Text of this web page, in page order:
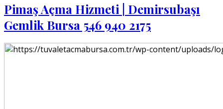
Pimaş Açma Hizmeti | Demirsubaşı
Gemlik Bursa 546 940 2175